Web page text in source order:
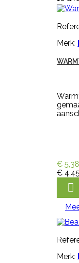
Merk:
€ 5,38
€ 4,45

Merk: